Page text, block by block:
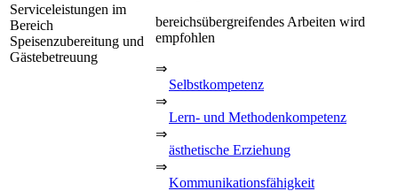
Serviceleistungen im
Bereich
Speisenzubereitung und
Gästebetreuung
bereichsübergreifendes Arbeiten wird
empfohlen
⇒
Selbstkompetenz
⇒
Lern- und Methodenkompetenz
⇒
ästhetische Erziehung
⇒
Kommunikationsfähigkeit